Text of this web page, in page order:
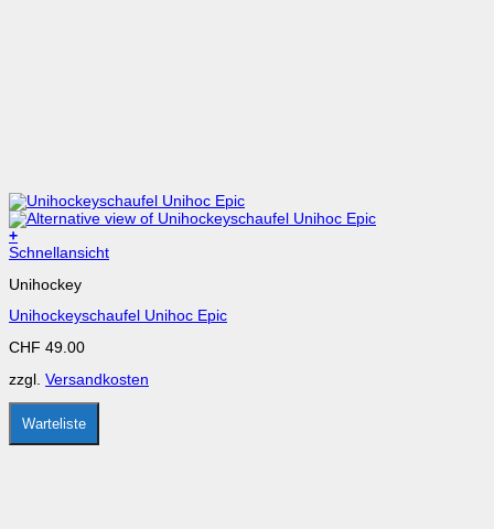
+
Dieses
weist
Varianten
Die
können
auf
der
Produktseite
gewählt
Schnellansicht
Unihockey
Unihockeyschaufel Unihoc Epic
CHF 49.00
zzgl. Versandkosten
Warteliste